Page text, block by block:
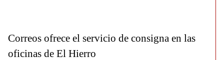
Correos ofrece el servicio de consigna en las
oficinas de El Hierro